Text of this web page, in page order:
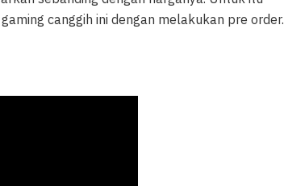
canggih ini dengan melakukan pre order.